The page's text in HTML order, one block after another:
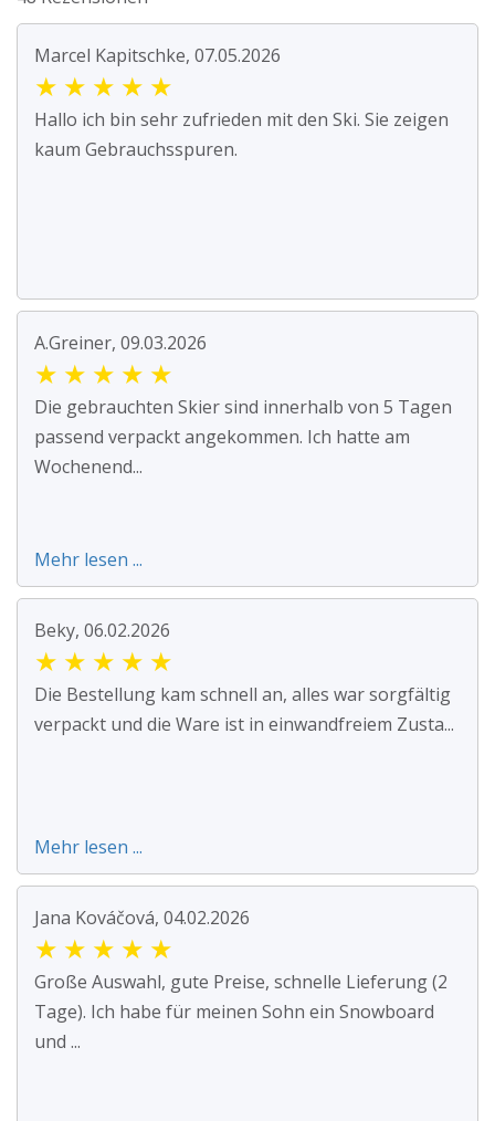
Marcel Kapitschke, 07.05.2026
★ ★ ★ ★ ★
Hallo ich bin sehr zufrieden mit den Ski. Sie zeigen
kaum Gebrauchsspuren.
A.Greiner, 09.03.2026
★ ★ ★ ★ ★
Die gebrauchten Skier sind innerhalb von 5 Tagen
passend verpackt angekommen. Ich hatte am
Wochenend...
Mehr lesen ...
Beky, 06.02.2026
★ ★ ★ ★ ★
Die Bestellung kam schnell an, alles war sorgfältig
verpackt und die Ware ist in einwandfreiem Zusta...
Mehr lesen ...
Jana Kováčová, 04.02.2026
★ ★ ★ ★ ★
Große Auswahl, gute Preise, schnelle Lieferung (2
Tage). Ich habe für meinen Sohn ein Snowboard
und ...